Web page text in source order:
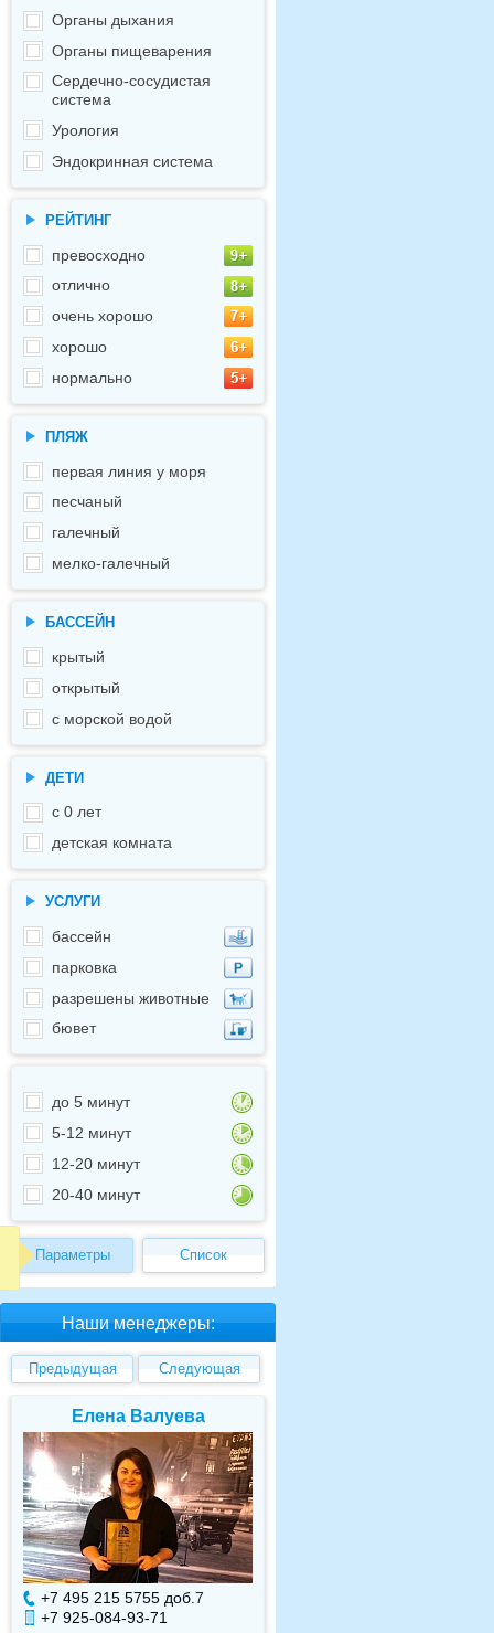
Органы дыхания
Органы пищеварения
Сердечно-сосудистая
система
Урология
Эндокринная система
РЕЙТИНГ
превосходно
отлично
очень хорошо
хорошо
нормально
ПЛЯЖ
первая линия у моря
песчаный
галечный
мелко-галечный
БАССЕЙН
крытый
открытый
с морской водой
ДЕТИ
с 0 лет
детская комната
УСЛУГИ
бассейн
парковка
разрешены животные
бювет
до 5 минут
5-12 минут
12-20 минут
20-40 минут
Параметры Список
Наши менеджеры:
Предыдущая Следующая
Елена Валуева
+7 495 215 5755 доб. 7
+7 925-084-93-71